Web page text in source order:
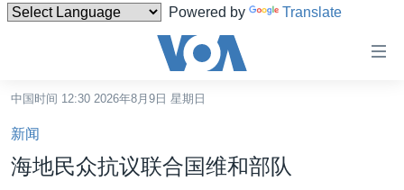
Powered by Translate
碍
链
接
跳
中国时间 12:30 2026年8月9日 星期日
新闻
海地民众抗议联合国维和部队